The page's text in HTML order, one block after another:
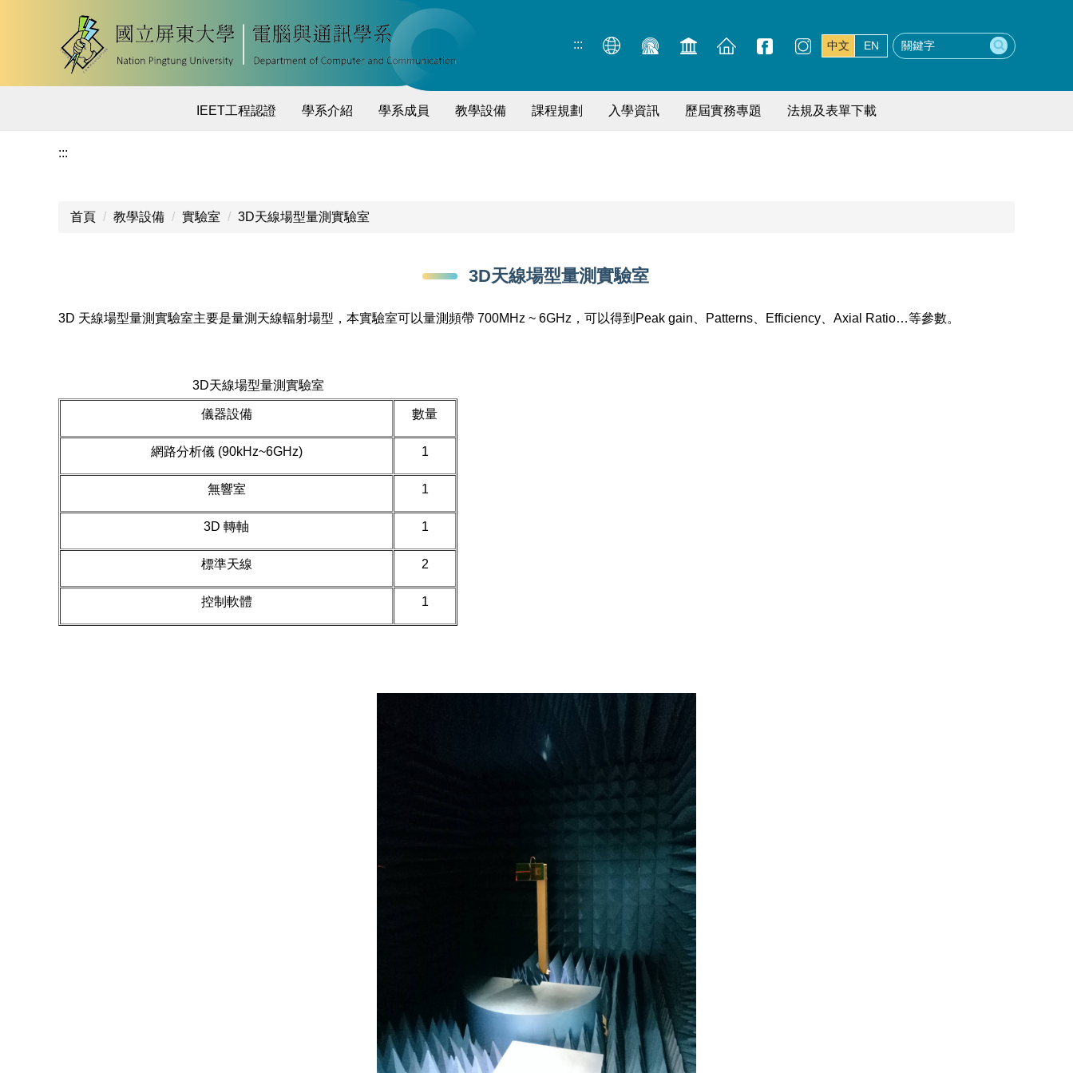
內
::: 中文 EN
IEET工程認證 學系介紹 學系成員 教學設備 課程規劃 入學資訊 歷屆實務專題 法規及表單下載
:::
首頁 教學設備 實驗室 3D天線場型量測實驗室
3D天線場型量測實驗室
3D 天線場型量測實驗室主要是量測天線輻射場型，本實驗室可以量測頻帶 700MHz ~ 6GHz，可以得到Peak gain、Patterns、Efficiency、Axial Ratio…等參數。
3D天線場型量測實驗室
儀器設備 數量
網路分析儀 (90kHz~6GHz) 1
無響室 1
3D 轉軸 1
標準天線 2
控制軟體 1